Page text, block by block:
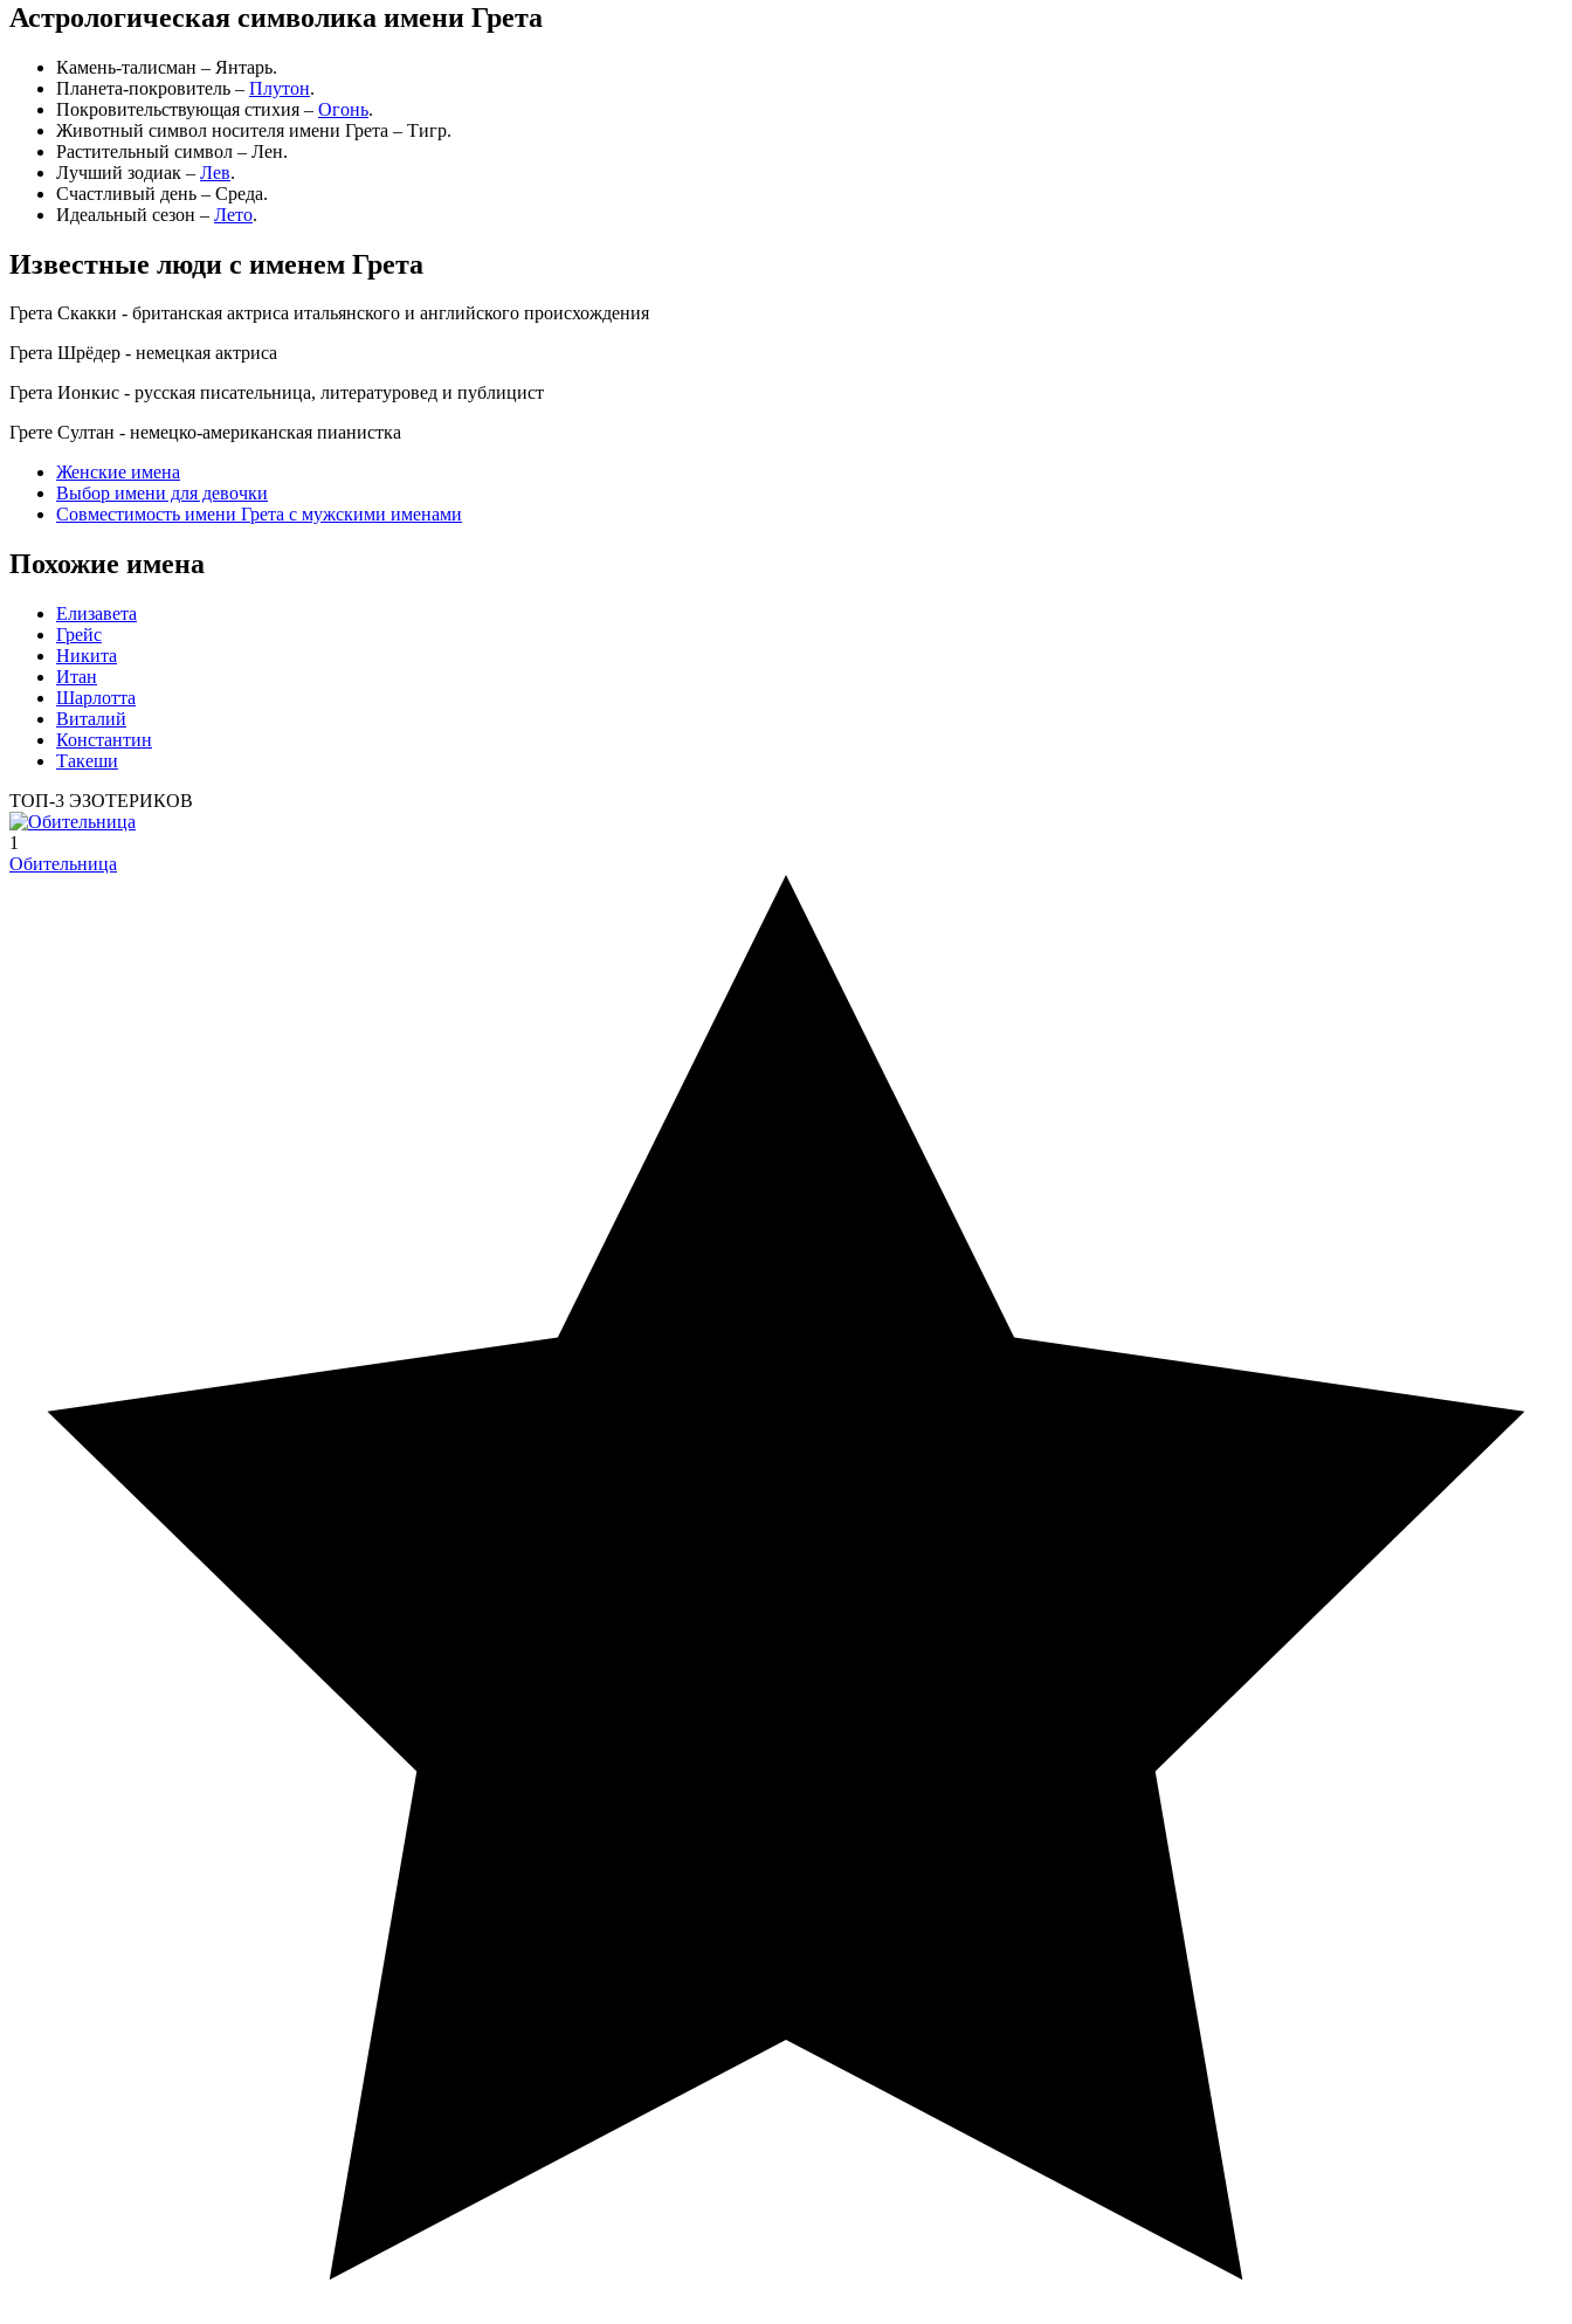
Астрологическая символика имени Грета
Камень-талисман – Янтарь.
Планета-покровитель – Плутон.
Покровительствующая стихия – Огонь.
Животный символ носителя имени Грета – Тигр.
Растительный символ – Лен.
Лучший зодиак – Лев.
Счастливый день – Среда.
Идеальный сезон – Лето.
Известные люди с именем Грета
Грета Скакки - британская актриса итальянского и английского происхождения
Грета Шрёдер - немецкая актриса
Грета Ионкис - русская писательница, литературовед и публицист
Грете Султан - немецко-американская пианистка
Женские имена
Выбор имени для девочки
Совместимость имени Грета с мужскими именами
Похожие имена
Елизавета
Грейс
Никита
Итан
Шарлотта
Виталий
Константин
Такеши
ТОП-3 ЭЗОТЕРИКОВ
1
Обительница